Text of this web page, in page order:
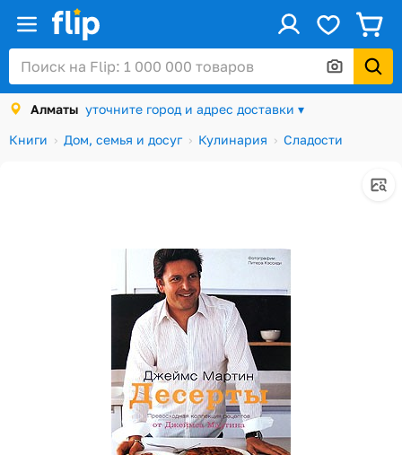
Алматы уточните город и адрес доставки ▾
Книги
Дом, семья и досуг Кулинария Сладости
Войти / Регистрация
Каталог
История просмотров
Способы доставки